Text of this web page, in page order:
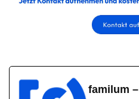
familum